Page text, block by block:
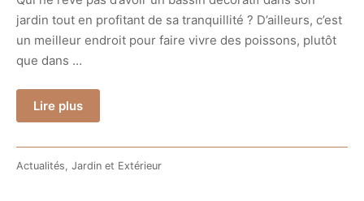
jardin tout en profitant de sa tranquillité ? D’ailleurs, c’est
un meilleur endroit pour faire vivre des poissons, plutôt
que dans …
Lire plus
Actualités, Jardin et Extérieur